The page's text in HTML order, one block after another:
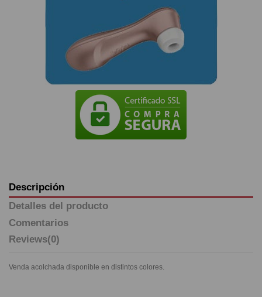
Descripción
Detalles del producto
Comentarios
Reviews(0)
Venda acolchada disponible en distintos colores.